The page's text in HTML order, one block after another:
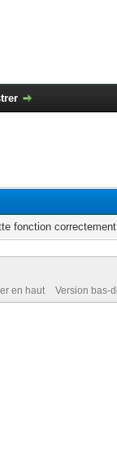
fonction
en haut Version bas-